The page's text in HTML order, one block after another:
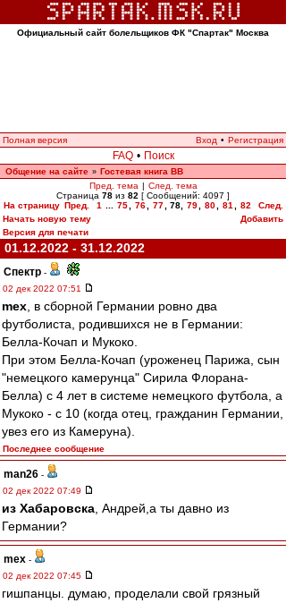
Официальный сайт болельщиков ФК "Спартак" Москва
Полная версия Вход • Регистрация
FAQ • Поиск
Общение на сайте » Гостевая книга ВВ
Пред. тема | След. тема
Страница 78 из 82 [ Сообщений: 4097 ]
На страницу Пред. 1 75 76 77 78, 79 80 81 82
След.
Начать новую тему
Добавить
Версия для печати
01.12.2022 - 31.12.2022
Спектр -
02 дек 2022 07:51
mex , в сборной Германии ровно два
футболиста, родившихся не в Германии:
Белла-Кочап и Мукоко.
При этом Белла-Кочап (уроженец Парижа, сын
"немецкого камерунца" Сирила Флорана-
Белла) с 4 лет в системе немецкого футбола, а
Мукоко - с 10 (когда отец, гражданин Германии,
увез его из Камеруна).
Последнее сообщение
man26 -
02 дек 2022 07:49
из Хабаровска , Андрей,а ты давно из
Германии?
mex -
02 дек 2022 07:45
гишпанцы. думаю, проделали свой грязный